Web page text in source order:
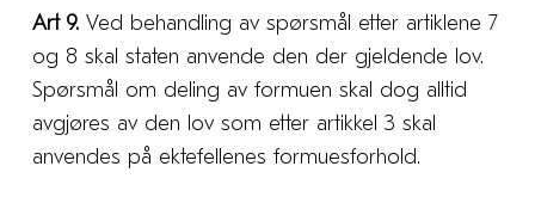
Art 9.Ved behandling av spørsmål etter artiklene 7
og 8 skal staten anvende den der gjeldende lov.
Spørsmål om deling av formuen skal dog alltid
avgjøres av den lov som etter artikkel 3 skal
anvendes på ektefellenes formuesforhold.